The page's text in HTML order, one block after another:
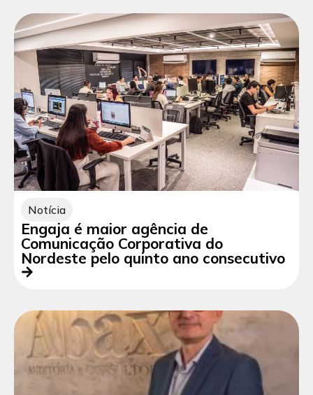
Notícia
Engaja é maior agência de
Comunicação Corporativa do
Nordeste pelo quinto ano consecutivo